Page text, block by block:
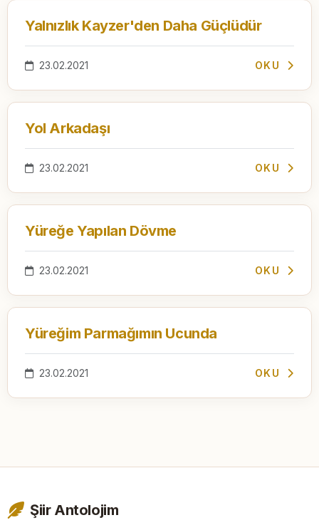
Yalnızlık Kayzer'den Daha Güçlüdür
23.02.2021 OKU
Yol Arkadaşı
23.02.2021 OKU
Yüreğe Yapılan Dövme
23.02.2021 OKU
Yüreğim Parmağımın Ucunda
23.02.2021 OKU
Şiir Antolojim